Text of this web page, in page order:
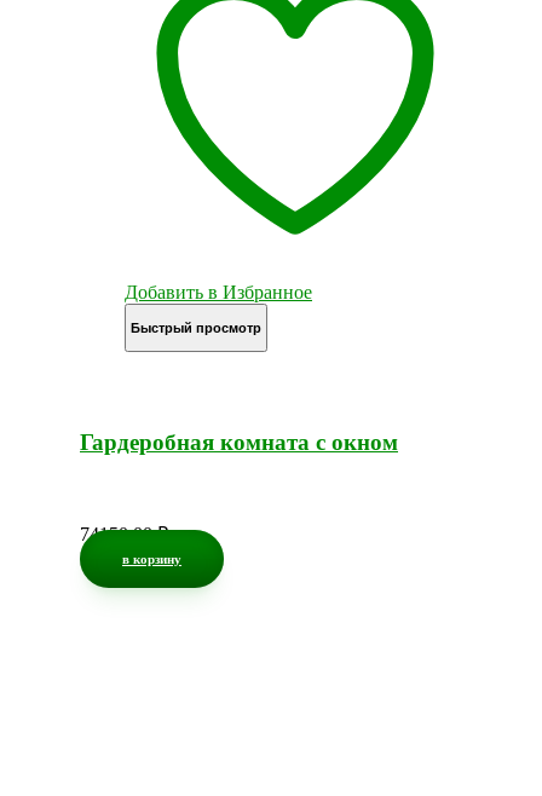
Добавить в Избранное
Быстрый просмотр
Гардеробная комната с окном
74150,00₽
в корзину